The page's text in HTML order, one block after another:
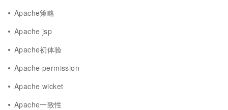
Apache策略
Apache jsp
Apache初体验
Apache permission
Apache wicket
Apache一致性